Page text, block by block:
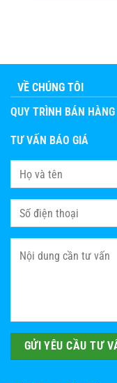
VỀ CHÚNG TÔI
QUY TRÌNH BÁN HÀNG
TƯ VẤN BÁO GIÁ